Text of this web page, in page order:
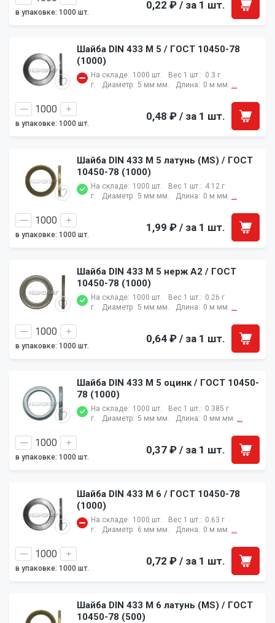
в упаковке: 1000 шт.
0,22 ₽ / за 1 шт.
Шайба DIN 433 M 5 / ГОСТ 10450-78
(1000)
На складе: 1000 шт. Вес 1 шт.: 0.3 г
г.
Диаметр: 5 мм мм. Длина: 0 м мм. ...
в упаковке: 1000 шт.
0,48 ₽ / за 1 шт.
Шайба DIN 433 M 5 латунь (MS) / ГОСТ
10450-78 (1000)
На складе: 1000 шт. Вес 1 шт.: 4.12 г
г.
Диаметр: 5 мм мм. Длина: 0 м мм. ...
в упаковке: 1000 шт.
1,99 ₽ / за 1 шт.
Шайба DIN 433 M 5 нерж A2 / ГОСТ
10450-78 (1000)
На складе: 1000 шт. Вес 1 шт.: 0.26 г
г.
Диаметр: 5 мм мм. Длина: 0 м мм. ...
в упаковке: 1000 шт.
0,64 ₽ / за 1 шт.
Шайба DIN 433 M 5 оцинк / ГОСТ 10450-
78 (1000)
На складе: 1000 шт. Вес 1 шт.: 0.385 г
г.
Диаметр: 5 мм мм. Длина: 0 мм мм. ...
в упаковке: 1000 шт.
0,37 ₽ / за 1 шт.
Шайба DIN 433 M 6 / ГОСТ 10450-78
(1000)
На складе: 1000 шт. Вес 1 шт.: 0.63 г
г.
Диаметр: 6 мм мм. Длина: 0 м мм. ...
в упаковке: 1000 шт.
0,72 ₽ / за 1 шт.
Шайба DIN 433 M 6 латунь (MS) / ГОСТ
10450-78 (500)